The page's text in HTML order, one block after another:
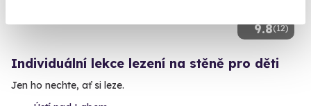
9.8(12)
Individuální lekce lezení na stěně pro děti
Jen ho nechte, ať si leze.